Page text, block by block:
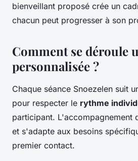
bienveillant proposé crée un
chacun peut progresser à son
Comment se déroule
personnalisée ?
Chaque séance Snoezelen suit
pour respecter le rythme
participant. L'accompagnement
et s'adapte aux besoins
premier contact.